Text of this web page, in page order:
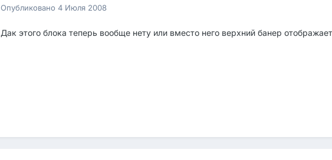
Опубликовано 4 Июля 2008
Дак этого блока теперь вообще нету или вместо него верхний банер